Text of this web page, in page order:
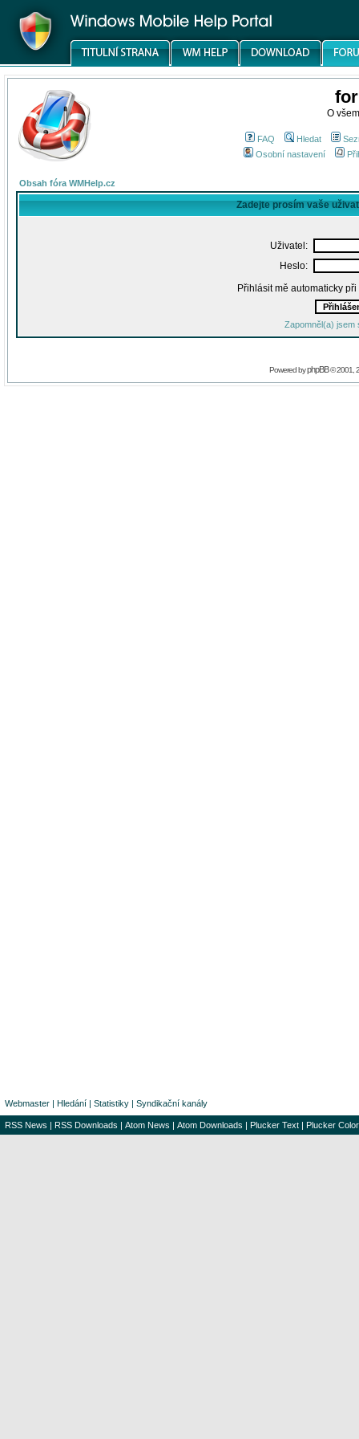
O
FAQ Hledat
Osobní nastavení
Obsah fóra WMHelp.cz
Zadejte prosím vaše
Uživatel:
Heslo:
Přihlásit mě automaticky
Zapomněl(a) jsem
Powered byphpBB© 2001,
Webmaster | Hledání | Statistiky | Syndikační kanály
RSS News | RSS Downloads | Atom News | Atom Downloads | Plucker Text | Plucker Color